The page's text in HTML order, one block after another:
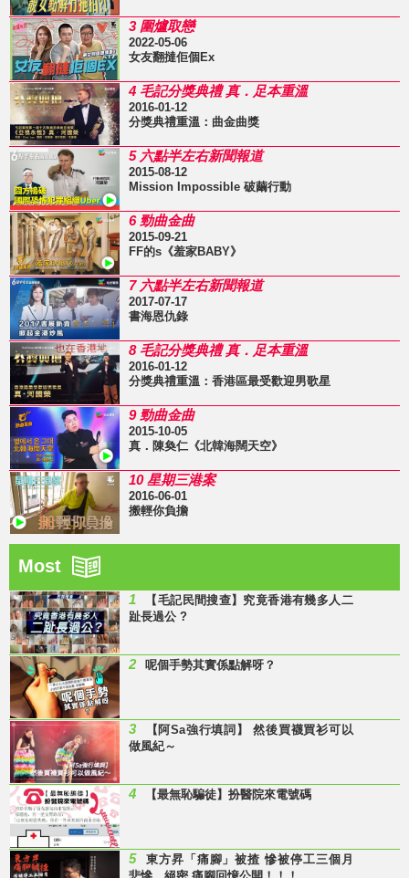
3 圍爐取戀
2022-05-06
女友翻撻佢個Ex
4 毛記分獎典禮 真．足本重溫
2016-01-12
分獎典禮重溫：曲金曲獎
5 六點半左右新聞報道
2015-08-12
Mission Impossible 破繭行動
6 勁曲金曲
2015-09-21
FF的s《羞家BABY》
7 六點半左右新聞報道
2017-07-17
書海恩仇錄
8 毛記分獎典禮 真．足本重溫
2016-01-12
分獎典禮重溫：香港區最受歡迎男歌星
9 勁曲金曲
2015-10-05
真．陳奐仁《北韓海闊天空》
10 星期三港案
2016-06-01
搬輕你負擔
Most
1
【毛記民間搜查】究竟香港有幾多人二
趾長過公 ?
2 呢個手勢其實係點解呀？
3
【阿Sa強行填詞】 然後買襪買衫可以
做風紀～
4 【最無恥騙徒】扮醫院來電號碼
5
東方昇「痛腳」被揸 慘被停工三個月